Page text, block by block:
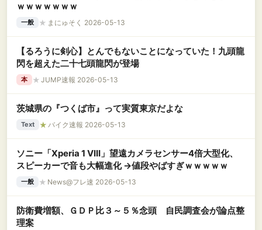
ｗｗｗｗｗｗｗ
一般 ★ まにゅそく 2026-05-13
【るろうに剣心】とんでもないことになっていた！九頭龍
閃を超えた二十七頭龍閃が登場
本 ★ JUMP速報 2026-05-13
茨城県の『つくば市』って実質東京だよな
Text ★ バイク速報 2026-05-13
ソニー「Xperia 1 VIII」望遠カメラセンサー4倍大型化、
スピーカーで音も大幅進化 →値段やばすぎｗｗｗｗｗ
一般 ★ News@フレ速 2026-05-13
防衛費増額、ＧＤＰ比３～５％念頭 自民調査会が論点整
理案